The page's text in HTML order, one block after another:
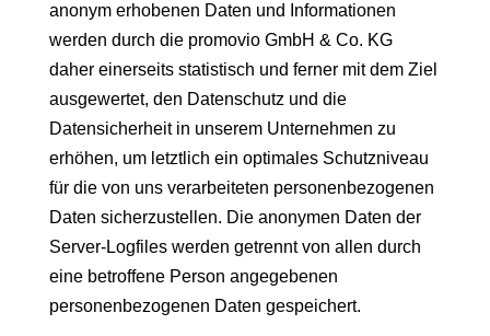
anonym erhobenen Daten und Informationen
werden durch die promovio GmbH & Co. KG
daher einerseits statistisch und ferner mit dem Ziel
ausgewertet, den Datenschutz und die
Datensicherheit in unserem Unternehmen zu
erhöhen, um letztlich ein optimales Schutzniveau
für die von uns verarbeiteten personenbezogenen
Daten sicherzustellen. Die anonymen Daten der
Server-Logfiles werden getrennt von allen durch
eine betroffene Person angegebenen
personenbezogenen Daten gespeichert.